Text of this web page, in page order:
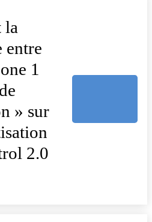
la
entre
1
» sur
2.0